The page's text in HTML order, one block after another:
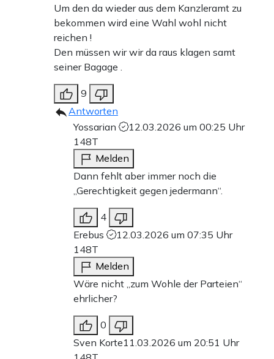
Um den da wieder aus dem Kanzleramt zu
bekommen wird eine Wahl wohl nicht
reichen !
Den müssen wir wir da raus klagen samt
seiner Bagage .
9
Antworten
Yossarian
12.03.2026 um 00:25 Uhr
148T
Melden
Dann fehlt aber immer noch die
„Gerechtigkeit gegen jedermann“.
4
Erebus
12.03.2026 um 07:35 Uhr
148T
Melden
Wäre nicht „zum Wohle der Parteien“
ehrlicher?
0
Sven Korte11.03.2026 um 20:51 Uhr